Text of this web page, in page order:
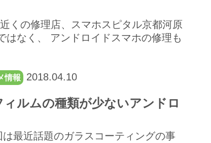
くの修理店、スマホスピタル京都河原
なく、 アンドロイドスマホの修理も
情報 2018.04.10
ルムの種類が少ないアンドロ
最近話題のガラスコーティングの事